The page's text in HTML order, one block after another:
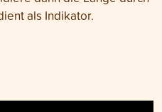
als Indikator.